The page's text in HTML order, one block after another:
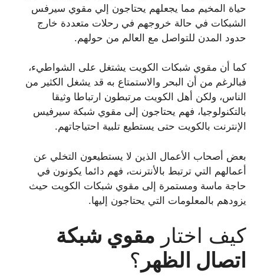
حياة المخيم مما يجعلهم يحتاجون إلي مقوي سيرفس
الشبكات في حالة خروجهم في رحلات متعددة خارج
حدود المدن للتواصل مع العالم من حولهم.
كما أن مقوي شبكات الكويت يشتغل على الشواطيء،
فبالرغم من أن البحر والاستمتاع به قد يشغل الكثير من
الناس، ولكن أهل الكويت مرتبطون ارتباطا وثيقا
بالتكنولوجيا، فهم يحتاجون إلى مقوي شبكة سيرفيس
الإنترنت بالكويت حتى يستطيع تلبية احتياجاتهم.
بعض أصحاب الأعمال الذين لا يستطيعون التخلي عن
أعمالهم التي ترتبط بالأنترنت، فهم دائما يكونون في
حاجة ماسة ومستمرة إلى مقوي شبكات الكويت حيث
يزودهم بالمعلومات التي يحتاجون إليها.
كيف اختار مقوي شبكة
اتصال الظهر ؟